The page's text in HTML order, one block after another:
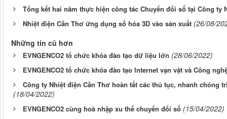
Tổng kết hai năm thực hiện công tác Chuyển đổi số tại Công ty
Nhiệt điện Cần Thơ ứng dụng số hóa 3D vào sản xuất (26/08/
Những tin cũ hơn
EVNGENCO2 tổ chức khóa đào tạo dữ liệu lớn (28/06/2022)
EVNGENCO2 tổ chức khóa đào tạo Internet vạn vật và Công
Công ty Nhiệt điện Cần Thơ hoàn tất các thủ tục, nhanh chóng
(18/04/2022)
EVNGENCO2 cùng hoà nhập xu thế chuyển đổi số (15/04/2022)